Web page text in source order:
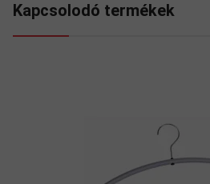
Kapcsolodó termékek